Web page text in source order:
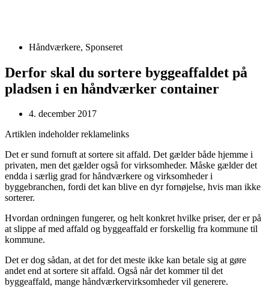
Håndværkere, Sponseret
Derfor skal du sortere byggeaffaldet på
pladsen i en håndværker container
4. december 2017
Artiklen indeholder reklamelinks
Det er sund fornuft at sortere sit affald. Det gælder både hjemme i
privaten, men det gælder også for virksomheder. Måske gælder det
endda i særlig grad for håndværkere og virksomheder i
byggebranchen, fordi det kan blive en dyr fornøjelse, hvis man ikke
sorterer.
Hvordan ordningen fungerer, og helt konkret hvilke priser, der er på
at slippe af med affald og byggeaffald er forskellig fra kommune til
kommune.
Det er dog sådan, at det for det meste ikke kan betale sig at gøre
andet end at sortere sit affald. Også når det kommer til det
byggeaffald, mange håndværkervirksomheder vil generere.